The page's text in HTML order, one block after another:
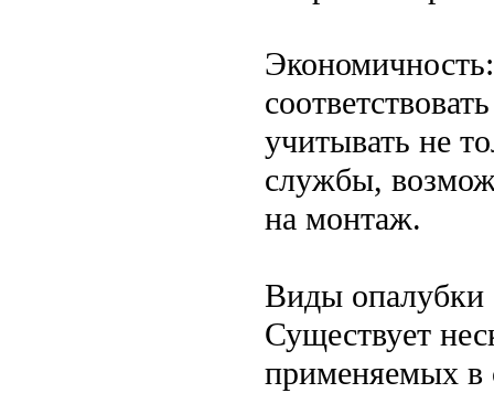
учитывать не
службы,
на монтаж.
Виды опалубки
Существует
применяемых в